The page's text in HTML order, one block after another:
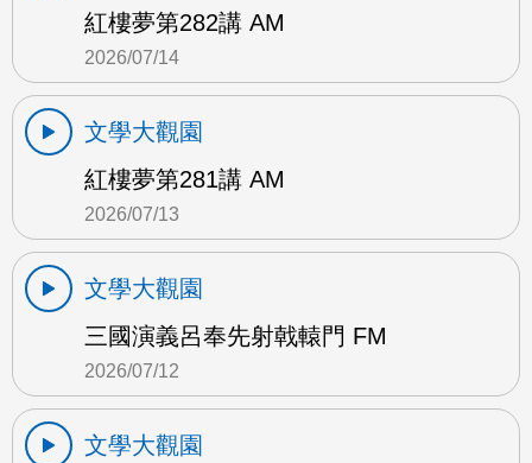
紅樓夢第282講 AM
2026/07/14
文學大觀園
紅樓夢第281講 AM
2026/07/13
文學大觀園
三國演義呂奉先射戟轅門 FM
2026/07/12
文學大觀園